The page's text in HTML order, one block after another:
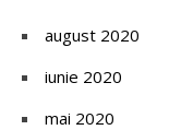
august 2020
iunie 2020
mai 2020